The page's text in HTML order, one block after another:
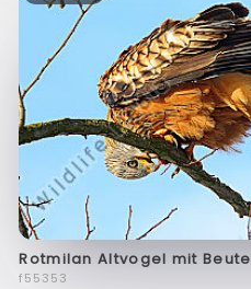
Rotmilan Altvogel mit Beute
f55353